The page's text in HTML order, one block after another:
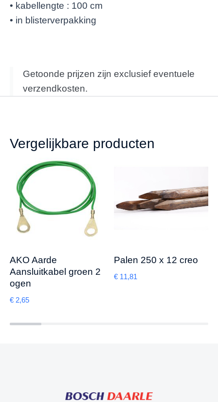
• kabellengte : 100 cm
• in blisterverpakking
Getoonde prijzen zijn exclusief eventuele
verzendkosten.
Vergelijkbare producten
AKO Aarde
Aansluitkabel groen 2
ogen
€ 2,65
Palen 250 x 12 creo
€ 11,81